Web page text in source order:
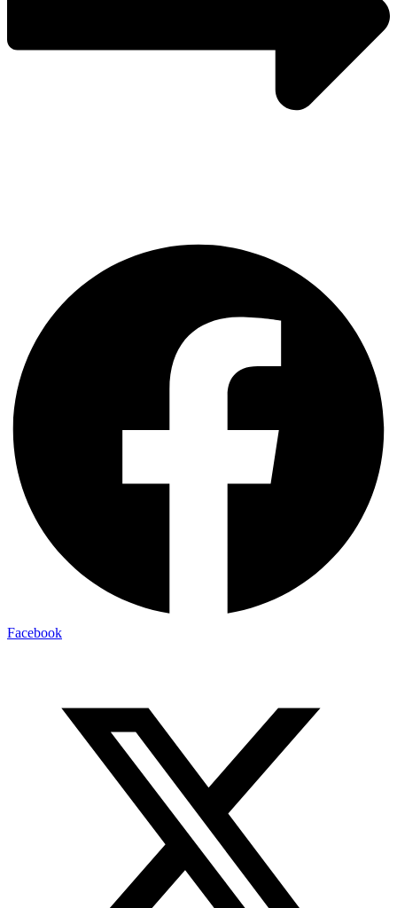
Facebook